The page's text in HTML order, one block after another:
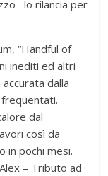
–lo rilancia per
“Handful of
inediti ed altri
dalla
dal
così da
in pochi mesi.
– Tributo ad